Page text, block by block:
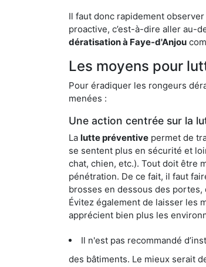
Il faut donc rapidement
proactive, c’est-à-dire aller au-
dératisation à Faye-d'Anjou
Les moyens pour
Pour éradiquer les rongeurs
menées :
Une action centrée sur la
La lutte préventive permet de
se sentent plus en sécurité et
chat, chien, etc.). Tout doit être
pénétration. De ce fait, il faut
brosses en dessous des
Évitez également de laisser les
apprécient bien plus les
Il n'est pas recommandé
des bâtiments. Le mieux serait de disposer